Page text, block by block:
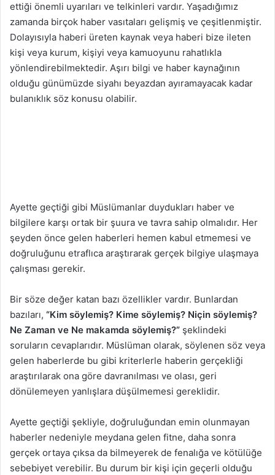
ettiği önemli uyarıları ve telkinleri vardır. Yaşadığımız
zamanda birçok haber vasıtaları gelişmiş ve çeşitlenmiştir.
Dolayısıyla haberi üreten kaynak veya haberi bize ileten
kişi veya kurum, kişiyi veya kamuoyunu rahatlıkla
yönlendirebilmektedir. Aşırı bilgi ve haber kaynağının
olduğu günümüzde siyahı beyazdan ayıramayacak kadar
bulanıklık söz konusu olabilir.
Ayette geçtiği gibi Müslümanlar duydukları haber ve
bilgilere karşı ortak bir şuura ve tavra sahip olmalıdır. Her
şeyden önce gelen haberleri hemen kabul etmemesi ve
doğruluğunu etraflıca araştırarak gerçek bilgiye ulaşmaya
çalışması gerekir.
Bir söze değer katan bazı özellikler vardır. Bunlardan
bazıları, “Kim söylemiş? Kime söylemiş? Niçin söylemiş?
Ne Zaman ve Ne makamda söylemiş?” şeklindeki
soruların cevaplarıdır. Müslüman olarak, söylenen söz veya
gelen haberlerde bu gibi kriterlerle haberin gerçekliği
araştırılarak ona göre davranılması ve olası, geri
dönülemeyen yanlışlara düşülmemesi gereklidir.
Ayette geçtiği şekliyle, doğruluğundan emin olunmayan
haberler nedeniyle meydana gelen fitne, daha sonra
gerçek ortaya çıksa da bilmeyerek de fenalığa ve kötülüğe
sebebiyet verebilir. Bu durum bir kişi için geçerli olduğu